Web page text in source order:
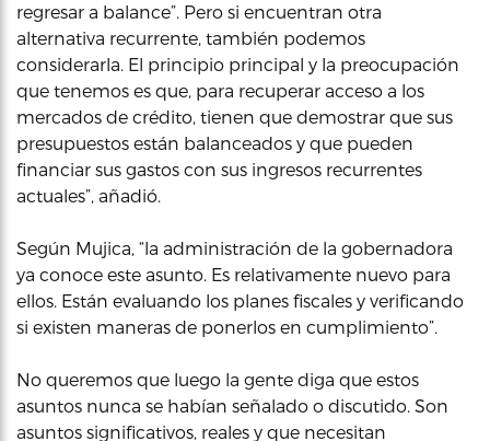
regresar a balance”. Pero si encuentran otra
alternativa recurrente, también podemos
considerarla. El principio principal y la preocupación
que tenemos es que, para recuperar acceso a los
mercados de crédito, tienen que demostrar que sus
presupuestos están balanceados y que pueden
financiar sus gastos con sus ingresos recurrentes
actuales”, añadió.
Según Mujica, “la administración de la gobernadora
ya conoce este asunto. Es relativamente nuevo para
ellos. Están evaluando los planes fiscales y verificando
si existen maneras de ponerlos en cumplimiento”.
No queremos que luego la gente diga que estos
asuntos nunca se habían señalado o discutido. Son
asuntos significativos, reales y que necesitan